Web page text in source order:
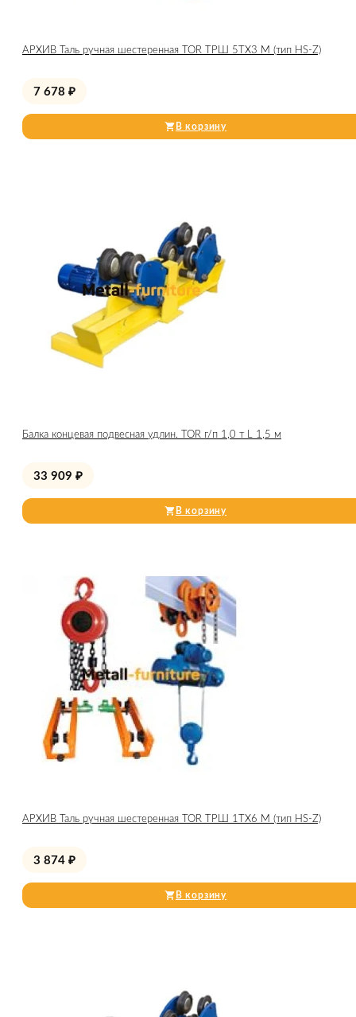
АРХИВ Таль ручная шестеренная TOR ТРШ 5ТХ3 М (тип HS-Z)
7 678 ₽
В корзину
Балка концевая подвесная удлин. TOR г/п 1,0 т L 1,5 м
33 909 ₽
В корзину
АРХИВ Таль ручная шестеренная TOR ТРШ 1ТХ6 М (тип HS-Z)
3 874 ₽
В корзину